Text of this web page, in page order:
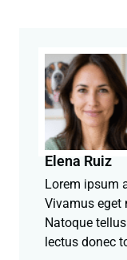
Elena Ruiz
Lorem ipsum
Vivamus eget
Natoque
lectus donec